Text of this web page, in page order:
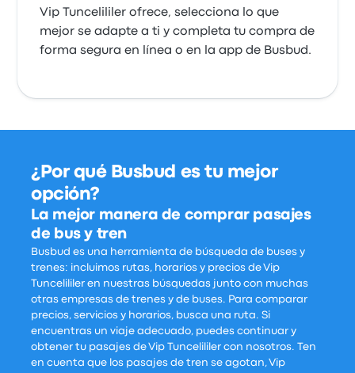
Vip Tuncelililer ofrece, selecciona lo que
mejor se adapte a ti y completa tu compra de
forma segura en línea o en la app de Busbud.
¿Por qué Busbud es tu mejor
opción?
La mejor manera de comprar pasajes
de bus y tren
Busbud es una herramienta de búsqueda de buses y
trenes: incluimos rutas, horarios y precios de Vip
Tuncelililer en nuestras búsquedas junto con muchas
otras empresas de trenes y de buses. Para comparar
precios, servicios y horarios, busca una ruta. Si
encuentras un viaje adecuado, puedes continuar y
obtener tu pasajes de Vip Tuncelililer con nosotros. Ten
en cuenta que los pasajes de tren se agotan, Vip